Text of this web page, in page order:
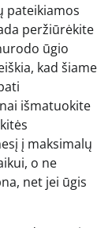
pateikiamos
peržiūrėkite
ūgio
kad šiame
išmatuokite
į maksimalų
o ne
net jei ūgis